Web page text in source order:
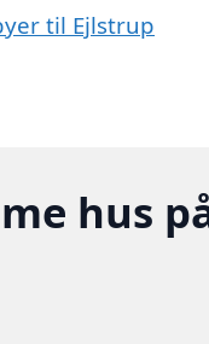
til Ejlstrup
hus